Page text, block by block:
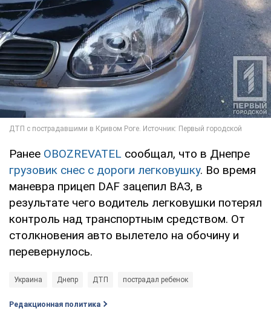
Ранее OBOZREVATEL сообщал, что в Днепре
грузовик снес с дороги легковушку. Во время
маневра прицеп DAF зацепил ВАЗ, в
результате чего водитель легковушки потерял
контроль над транспортным средством. От
столкновения авто вылетело на обочину и
перевернулось.
Украина Днепр ДТП пострадал ребенок
Редакционная политика